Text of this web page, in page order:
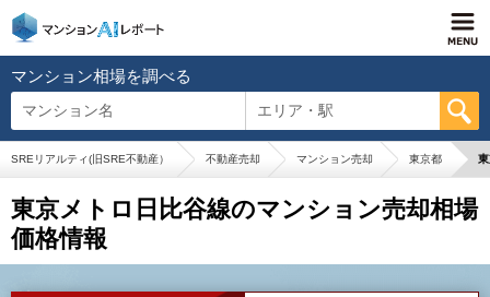
マンション相場を調べる
マンション名 エリア・駅
SREリアルティ(旧SRE不動産） 不動産売却 マンション売却 東京都
東京メトロ日比谷線のマンション売却相場
価格情報